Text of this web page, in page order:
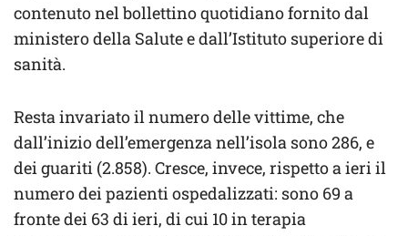
contenuto nel bollettino quotidiano fornito dal
ministero della Salute e dall’Istituto superiore di
sanità.
Resta invariato il numero delle vittime, che
dall’inizio dell’emergenza nell’isola sono 286, e
dei guariti (2.858). Cresce, invece, rispetto a ieri il
numero dei pazienti ospedalizzati: sono 69 a
fronte dei 63 di ieri, di cui 10 in terapia